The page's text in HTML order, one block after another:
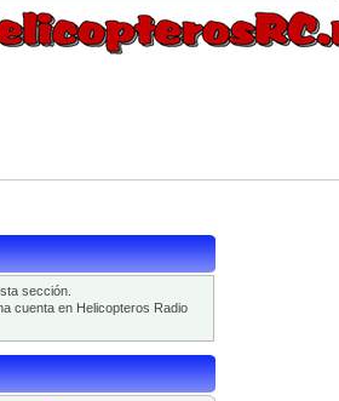
sección.
cuenta en Helicopteros Radio